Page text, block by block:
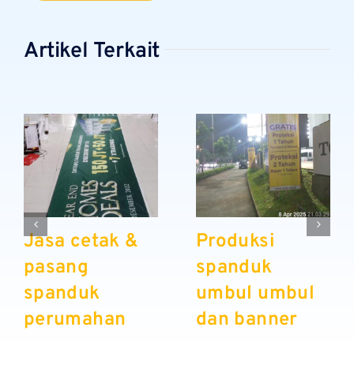
Artikel Terkait
Jasa cetak &
pasang
spanduk
perumahan
Produksi
spanduk
umbul umbul
dan banner